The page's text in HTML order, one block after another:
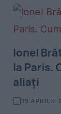
Ionel
la Paris.
aliați
19 APRILIE